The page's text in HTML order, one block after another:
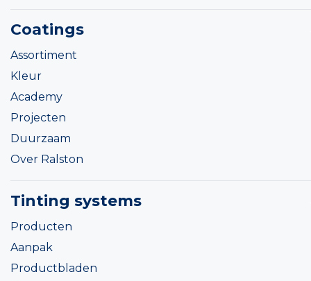
Coatings
Assortiment
Kleur
Academy
Projecten
Duurzaam
Over Ralston
Tinting systems
Producten
Aanpak
Productbladen